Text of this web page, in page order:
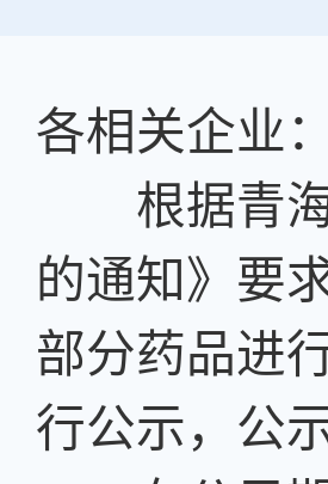
各相关企业：
根据青海
的通知》要
部分药品进
行公示，公